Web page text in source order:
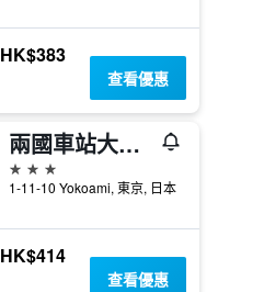
HK$383
查看優惠
兩國車站大樓 APA 飯店及度假村
3星級
1-11-10 Yokoami, 東京, 日本
HK$414
查看優惠